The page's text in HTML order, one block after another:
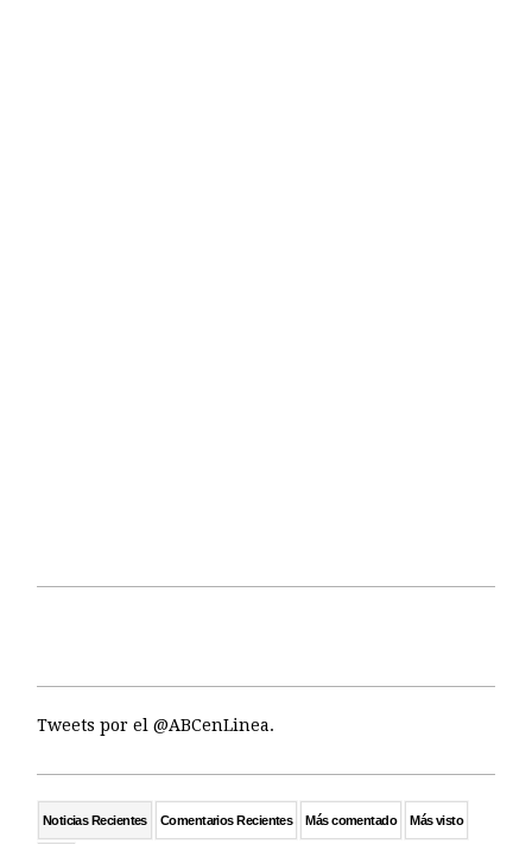
Tweets por el @ABCenLinea.
Noticias Recientes Comentarios Recientes Más comentado Más visto